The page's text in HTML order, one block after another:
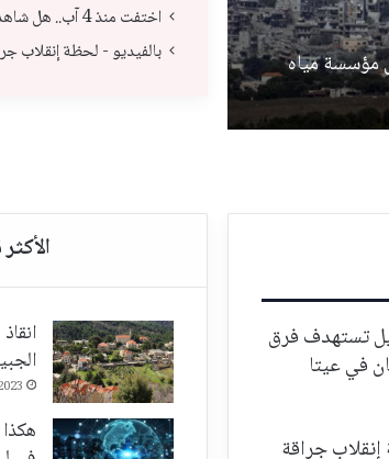
مؤسسة مياه
اختفت منذ 4 آب.. هل شاهدتموها؟
بالفيديو - لحظة إنقلاب
تستهدف فرق
في عيتا
جراقة